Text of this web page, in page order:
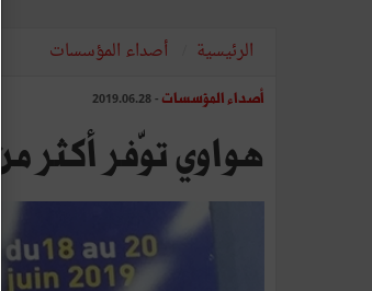
الرئيسية أصداء المؤسسات
أصداء المؤسسات - 2019.06.28
هواوي توّفر أكثر من 5000 وظيفة في إفريقيا